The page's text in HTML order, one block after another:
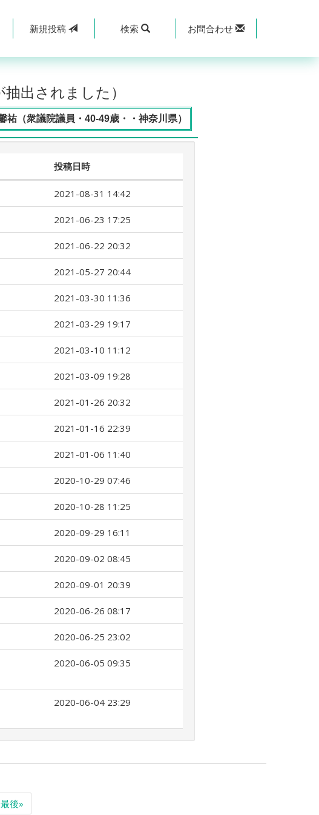
新規投稿 検索 お問合わせ
出されました）
（衆議院議員・40-49歳・・神奈川県）
投稿日時
2021-08-31 14:42
2021-06-23 17:25
2021-06-22 20:32
2021-05-27 20:44
2021-03-30 11:36
2021-03-29 19:17
2021-03-10 11:12
2021-03-09 19:28
2021-01-26 20:32
2021-01-16 22:39
2021-01-06 11:40
2020-10-29 07:46
2020-10-28 11:25
2020-09-29 16:11
2020-09-02 08:45
2020-09-01 20:39
2020-06-26 08:17
2020-06-25 23:02
2020-06-05 09:35
2020-06-04 23:29
最後»